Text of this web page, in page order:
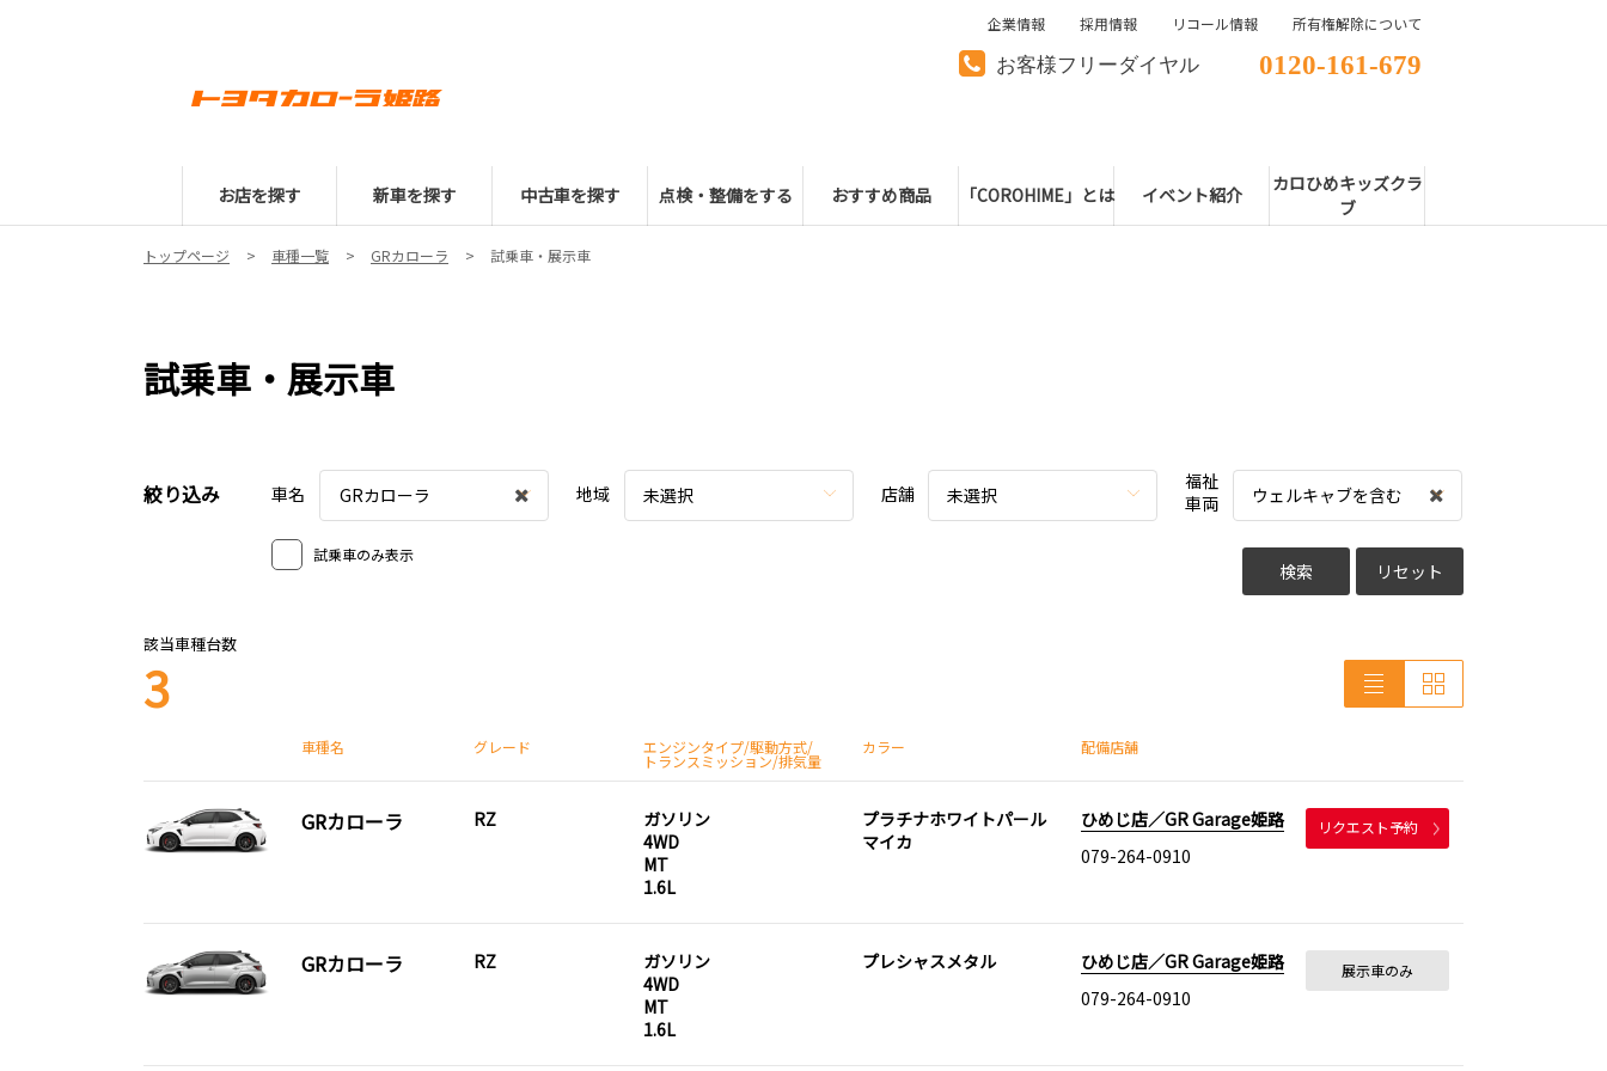
お客様フリーダイヤル 0120-161-679
お店を探す 新車を探す 中古車を探す 点検・整備をする おすすめ商品 「COROHIME」とは イベント紹介
カロひめキッズクラ
ブ
企業情報 採用情報 リコール情報 所有権解除について
トップページ 車種一覧 GRカローラ 試乗車・展示車
試乗車・展示車
絞り込み 車名 GRカローラ 地域 未選択 店舗 未選択
福祉
車両
ウェルキャブを含む
試乗車のみ表示
検索 リセット
該当車種台数
3
車種名 グレード エンジンタイプ/駆動方式/
トランスミッション/排気量
カラー 配備店舗
GRカローラ RZ
ガソリン
4WD
MT
1.6L
プラチナホワイトパール
マイカ
ひめじ店／GR Garage姫路
079-264-0910
リクエスト予約
GRカローラ RZ
ガソリン
4WD
MT
1.6L
プレシャスメタル
ひめじ店／GR Garage姫路
079-264-0910
展示車のみ